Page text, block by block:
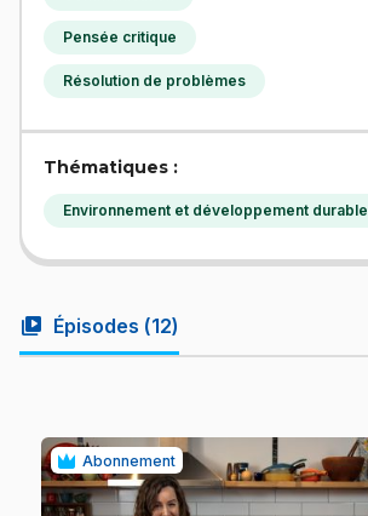
Pensée critique
Résolution de problèmes
Thématiques :
Environnement et développement durable
video_library Épisodes (12)
Abonnement